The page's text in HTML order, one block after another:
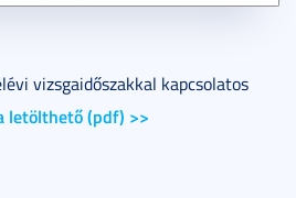
vizsgaidőszakkal kapcsolatos
letölthető (pdf) >>